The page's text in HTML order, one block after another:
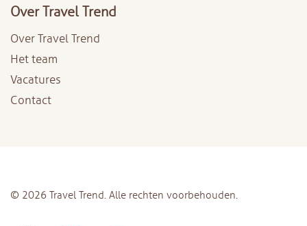
Over Travel Trend
Over Travel Trend
Het team
Vacatures
Contact
© 2026 Travel Trend. Alle rechten voorbehouden.